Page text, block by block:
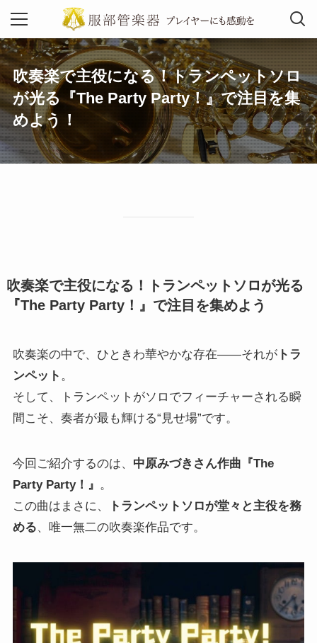
MENU
吹奏楽で主役になる！トランペットソロ
が光る『The Party Party！』で注目を集
めよう！
吹奏楽で主役になる！トランペットソロが光る
『The Party Party！』で注目を集めよう
吹奏楽の中で、ひときわ華やかな存在――それがトラ
ンペット 。
そして、トランペットがソロでフィーチャーされる瞬
間こそ、奏者が最も輝ける“見せ場”です。
今回ご紹介するのは、 中原みづきさん作曲『The
Party Party！』 。
この曲はまさに、
トランペットソロが堂々と主役を務
める、唯一無二の吹奏楽作品です。